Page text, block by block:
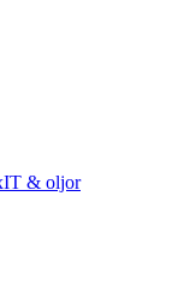
& oljor